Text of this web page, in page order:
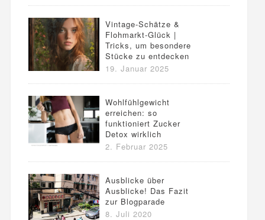
Vintage-Schätze &
Flohmarkt-Glück |
Tricks, um besondere
Stücke zu entdecken
19. Januar 2025
Wohlfühlgewicht
erreichen: so
funktioniert Zucker
Detox wirklich
2. Februar 2025
Ausblicke über
Ausblicke! Das Fazit
zur Blogparade
8. Juli 2020